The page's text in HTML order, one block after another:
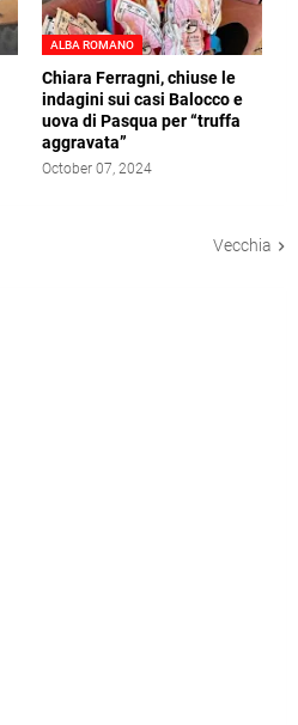
ALBA ROMANO
Chiara Ferragni, chiuse le
indagini sui casi Balocco e
uova di Pasqua per “truffa
aggravata”
October 07, 2024
Vecchia